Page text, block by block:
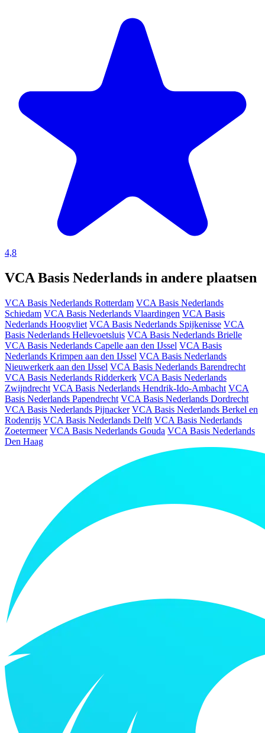
4,8
VCA Basis Nederlands in andere plaatsen
VCA Basis Nederlands Rotterdam VCA Basis Nederlands
Schiedam VCA Basis Nederlands Vlaardingen VCA Basis
Nederlands Hoogvliet VCA Basis Nederlands Spijkenisse VCA
Basis Nederlands Hellevoetsluis VCA Basis Nederlands Brielle
VCA Basis Nederlands Capelle aan den IJssel VCA Basis
Nederlands Krimpen aan den IJssel VCA Basis Nederlands
Nieuwerkerk aan den IJssel VCA Basis Nederlands Barendrecht
VCA Basis Nederlands Ridderkerk VCA Basis Nederlands
Zwijndrecht VCA Basis Nederlands Hendrik-Ido-Ambacht VCA
Basis Nederlands Papendrecht VCA Basis Nederlands Dordrecht
VCA Basis Nederlands Pijnacker VCA Basis Nederlands Berkel en
Rodenrijs VCA Basis Nederlands Delft VCA Basis Nederlands
Zoetermeer VCA Basis Nederlands Gouda VCA Basis Nederlands
Den Haag